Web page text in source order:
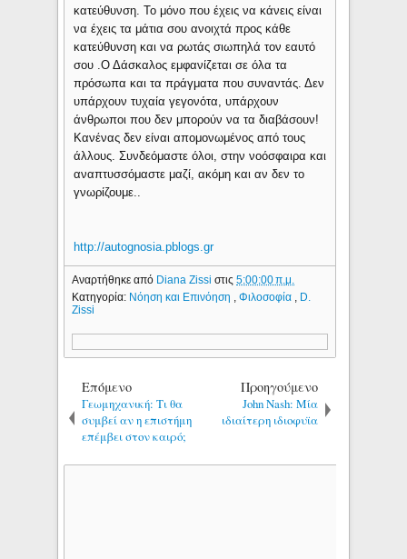
κατεύθυνση. Το μόνο που έχεις να κάνεις είναι
να έχεις τα μάτια σου ανοιχτά προς κάθε
κατεύθυνση και να ρωτάς σιωπηλά τον εαυτό
σου .Ο Δάσκαλος εμφανίζεται σε όλα τα
πρόσωπα και τα πράγματα που συναντάς. Δεν
υπάρχουν τυχαία γεγονότα, υπάρχουν
άνθρωποι που δεν μπορούν να τα διαβάσουν!
Κανένας δεν είναι απομονωμένος από τους
άλλους. Συνδεόμαστε όλοι, στην νοόσφαιρα και
αναπτυσσόμαστε μαζί, ακόμη και αν δεν το
γνωρίζουμε..
http://autognosia.pblogs.gr
Αναρτήθηκε από Diana Zissiστις5:00:00 π.μ.
Κατηγορία: Νόηση και Επινόηση ,Φιλοσοφία
D.
Zissi
Επόμενο
Γεωμηχανική: Τι θα
συμβεί αν η επιστήμη
επέμβει στον καιρό;
Προηγούμενο
John Nash: Μία
ιδιαίτερη ιδιοφυϊα